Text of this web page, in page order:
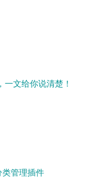
文给你说清楚！
类管理插件